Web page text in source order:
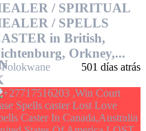
/ SPIRITUAL
/ SPELLS
in British,
Orkney,...
Polokwane 501 días atrás